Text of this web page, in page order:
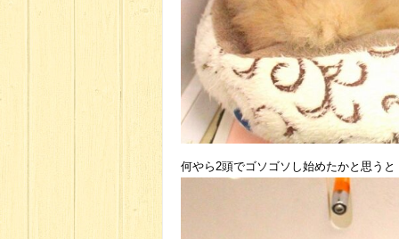
何やら2頭でゴソゴソし始めたかと思うと